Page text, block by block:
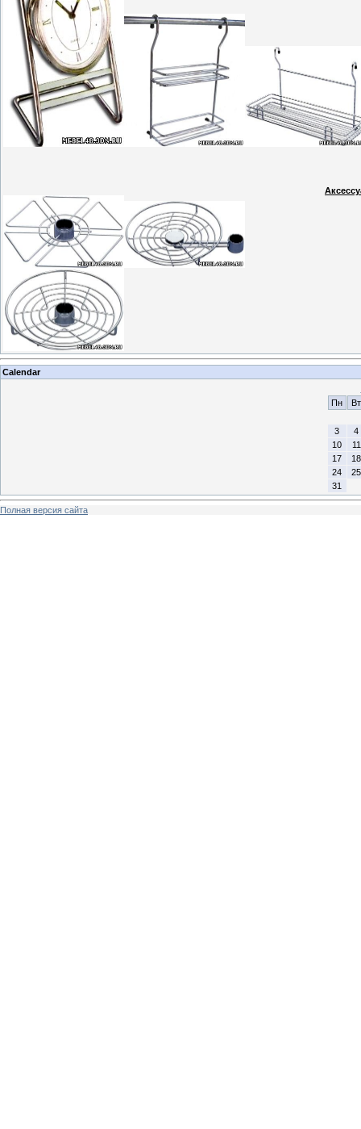
Calendar
Пн
Вт
3
4
10
11
17
18
24
25
31
Полная версия сайта